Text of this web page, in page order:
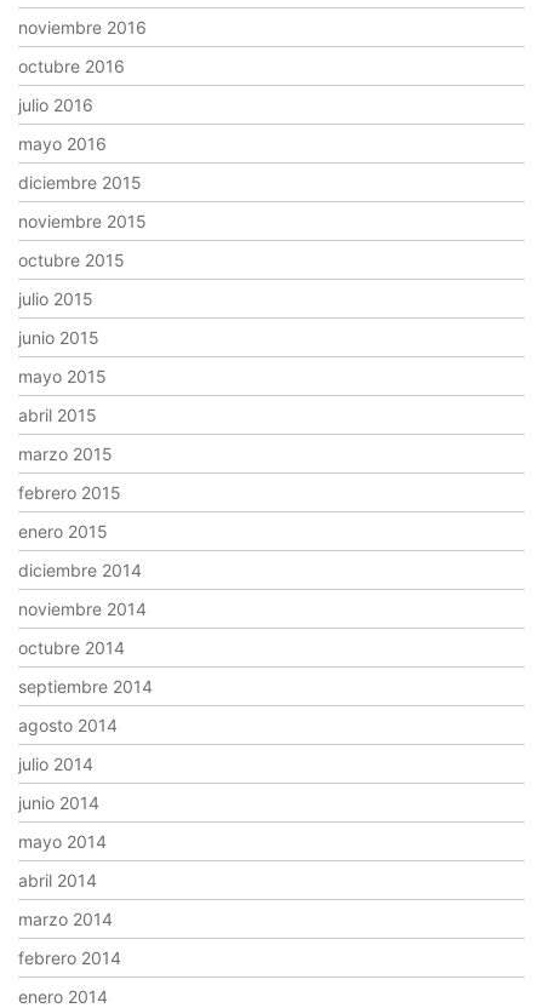
noviembre 2016
octubre 2016
julio 2016
mayo 2016
diciembre 2015
noviembre 2015
octubre 2015
julio 2015
junio 2015
mayo 2015
abril 2015
marzo 2015
febrero 2015
enero 2015
diciembre 2014
noviembre 2014
octubre 2014
septiembre 2014
agosto 2014
julio 2014
junio 2014
mayo 2014
abril 2014
marzo 2014
febrero 2014
enero 2014